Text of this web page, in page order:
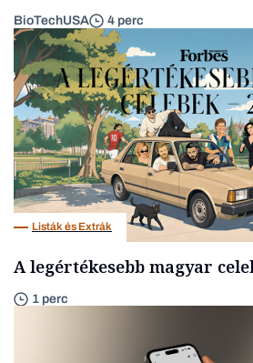
BioTechUSA 4 perc
Listák és Extrák
A legértékesebb magyar
1 perc